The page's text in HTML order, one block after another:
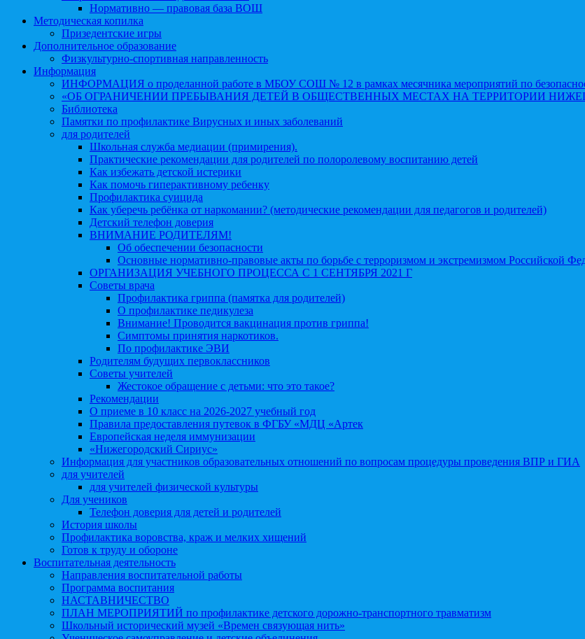
Нормативно — правовая база ВОШ
Методическая копилка
Призедентские игры
Дополнительное образование
Физкультурно-спортивная направленность
Информация
ИНФОРМАЦИЯ о проделанной работе в МБОУ СОШ № 12 в рамках месячника мероприятий по
«ОБ ОГРАНИЧЕНИИ ПРЕБЫВАНИЯ ДЕТЕЙ В ОБЩЕСТВЕННЫХ МЕСТАХ НА ТЕРРИТОРИИ
Библиотека
Памятки по профилактике Вирусных и иных заболеваний
для родителей
Школьная служба медиации (примирения).
Практические рекомендации для родителей по полоролевому воспитанию детей
Как избежать детской истерики
Как помочь гиперактивному ребенку
Профилактика суицида
Как уберечь ребёнка от наркомании? (методические рекомендации для педагогов и родителей)
Детский телефон доверия
ВНИМАНИЕ РОДИТЕЛЯМ!
Об обеспечении безопасности
Основные нормативно-правовые акты по борьбе с терроризмом и экстремизмом Российской
ОРГАНИЗАЦИЯ УЧЕБНОГО ПРОЦЕССА С 1 СЕНТЯБРЯ 2021 Г
Советы врача
Профилактика гриппа (памятка для родителей)
О профилактике педикулеза
Внимание! Проводится вакцинация против гриппа!
Симптомы принятия наркотиков.
По профилактике ЭВИ
Родителям будущих первоклассников
Советы учителей
Жестокое обращение с детьми: что это такое?
Рекомендации
О приеме в 10 класс на 2026-2027 учебный год
Правила предоставления путевок в ФГБУ «МДЦ «Артек
Европейская неделя иммунизации
«Нижегородский Сириус»
Информация для участников образовательных отношений по вопросам процедуры проведения ВПР и ГИА
для учителей
для учителей физической культуры
Для учеников
Телефон доверия для детей и родителей
История школы
Профилактика воровства, краж и мелких хищений
Готов к труду и обороне
Воспитательная деятельность
Направления воспитательной работы
Программа воспитания
НАСТАВНИЧЕСТВО
ПЛАН МЕРОПРИЯТИЙ по профилактике детского дорожно-транспортного травматизм
Школьный исторический музей «Времен связующая нить»